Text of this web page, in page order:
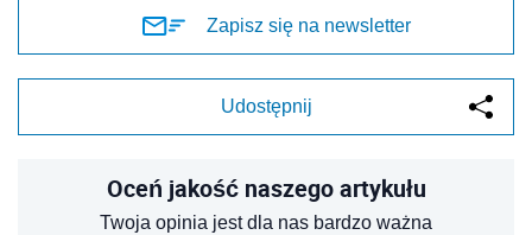
Zapisz się na newsletter
Udostępnij
Oceń jakość naszego artykułu
Twoja opinia jest dla nas bardzo ważna